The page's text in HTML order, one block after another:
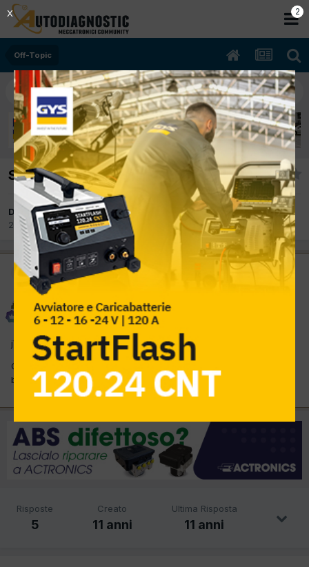
Off-Topic
Sarà vero?
Da autobas
28 Luglio 2015 inOff-Topic
Moderatore
autobas
Inviato28 Luglio 2015
jV8rpumumxo
Certo che se fosse vero agli arabi non resterebbe che farcisi il
bidè col petrolio
Risposte
5
Creato
11 anni
Ultima Risposta
11 anni
2
X